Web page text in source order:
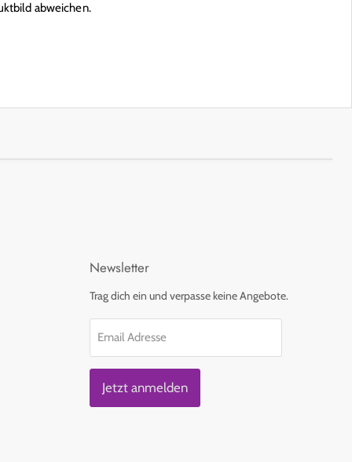
abweichen.
Newsletter
Trag dich ein und verpasse keine Angebote.
Email Adresse
Jetzt anmelden